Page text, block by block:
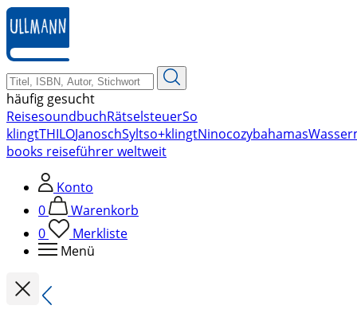
zum
Hauptinhalt
springen
häufig gesucht
ReisesoundbuchRätselsteuerSo
klingtTHILOJanoschSyltso+klingtNinocozybahamas
books reiseführer weltweit
Konto
0
Warenkorb
0
Merkliste
Menü